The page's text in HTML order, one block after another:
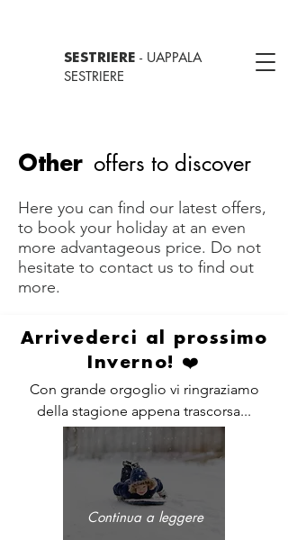
SESTRIERE - UAPPALA
SESTRIERE
Other offers to discover
Here you can find our latest offers,
to book your holiday at an even
more advantageous price. Do not
hesitate to contact us to find out
more.
Arrivederci al prossimo
Inverno! ❤️
Con grande orgoglio vi ringraziamo
della stagione appena trascorsa...
Continua a leggere